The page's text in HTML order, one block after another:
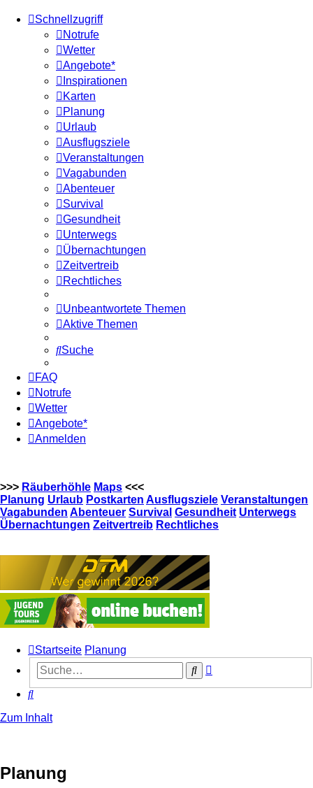
Schnellzugriff
Notrufe
Wetter
Angebote*
Inspirationen
Karten
Planung
Urlaub
Ausflugsziele
Veranstaltungen
Vagabunden
Abenteuer
Survival
Gesundheit
Unterwegs
Übernachtungen
Zeitvertreib
Rechtliches
Unbeantwortete Themen
Aktive Themen
Suche
FAQ
Notrufe
Wetter
Angebote*
Anmelden
>>> Räuberhöhle Maps <<<
Planung Urlaub Postkarten Ausflugsziele Veranstaltungen
Vagabunden Abenteuer Survival Gesundheit Unterwegs
Übernachtungen Zeitvertreib Rechtliches
Startseite Planung
Suche
Suche
Zum Inhalt
Planung